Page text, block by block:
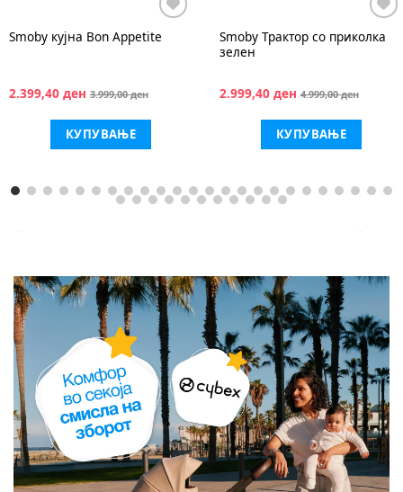
SmobyТрактор со приколка
2.999,40 ден 4.999,00 ден
КУПУВАЊЕ
SmobySMOBY COT музичка
куќарка
774,00 ден 1.290,00 ден
КУПУВАЊЕ